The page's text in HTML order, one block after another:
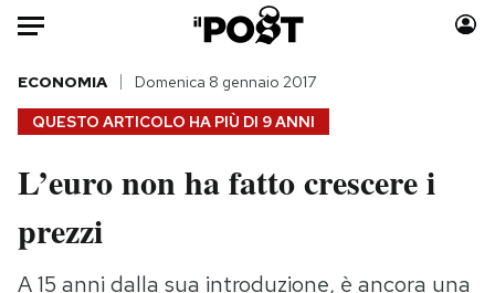
Auto
HOME
Italia
Politica
Tecnologia
Moda
Storie/Idee
QUESTO ARTICOLO HA PIÙ DI 9 ANNI
ECONOMIA Domenica 8 gennaio 2017
L’euro non ha fatto crescere i
prezzi
A 15 anni dalla sua introduzione, è ancora una